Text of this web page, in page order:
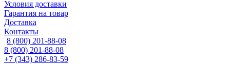
Условия доставки
Гарантия на товар
Доставка
Контакты
8 (800) 201-88-08
8 (800) 201-88-08
+7 (343) 286-83-59